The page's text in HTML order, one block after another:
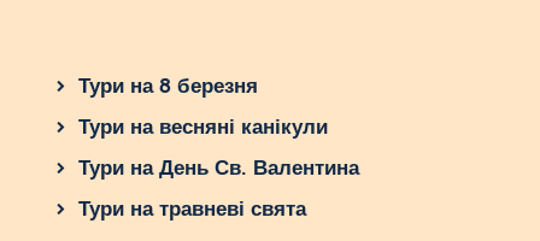
Залишайтеся відкритими для нових емоцій та
пригод, і ваша подорож стане по-справжньому
незабутньою.
Тури на 8 березня
Тури на весняні канікули
Тури на День Св. Валентина
Тури на травневі свята